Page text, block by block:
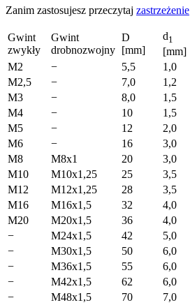
Zanim zastosujesz przeczytaj zastrzeżenie
Gwint
zwykły
Gwint
drobnozwojny
D
[mm]
d1
[mm]
M2
­− 5,5 1,0
M2,5
− 7,0 1,2
M3
− 8,0 1,5
M4
­− 10 1,5
M5
− 12 2,0
M6
− 16 3,0
M8
M8x1 20 3,0
M10
M10x1,25 25 3,5
M12
M12x1,25 28 3,5
M16
M16x1,5 32 4,0
M20
M20x1,5 36 4,0
­−
M24x1,5 42 5,0
−
M30x1,5 50 6,0
−
M36x1,5 55 6,0
­−
M42x1,5 62 6,0
−
M48x1,5 70 7,0